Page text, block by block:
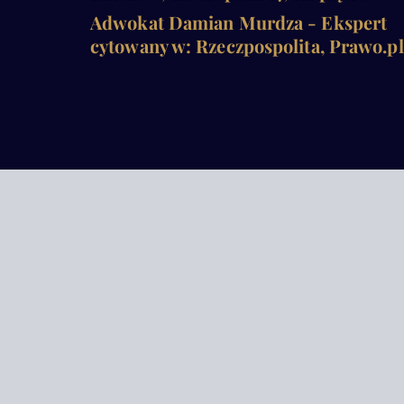
Adwokat Damian Murdza - Ekspert
cytowany w: Rzeczpospolita, Prawo.pl